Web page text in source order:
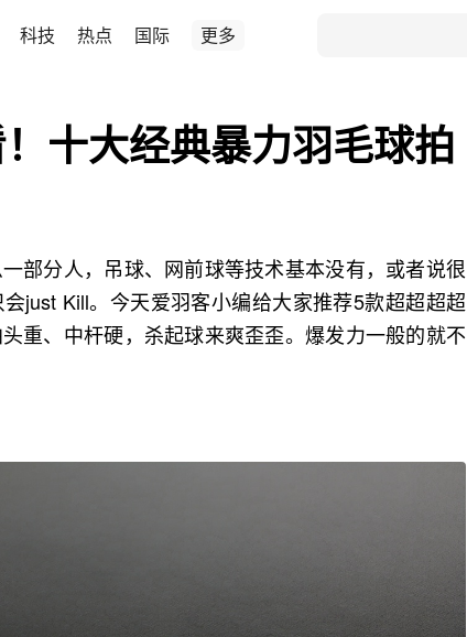
科技 热点 国际 更多
十大经典暴力羽毛球拍
部分人，吊球、网前球等技术基本没有，或者说很
just Kill。今天爱羽客小编给大家推荐5款超超超超
重、中杆硬，杀起球来爽歪歪。爆发力一般的就不